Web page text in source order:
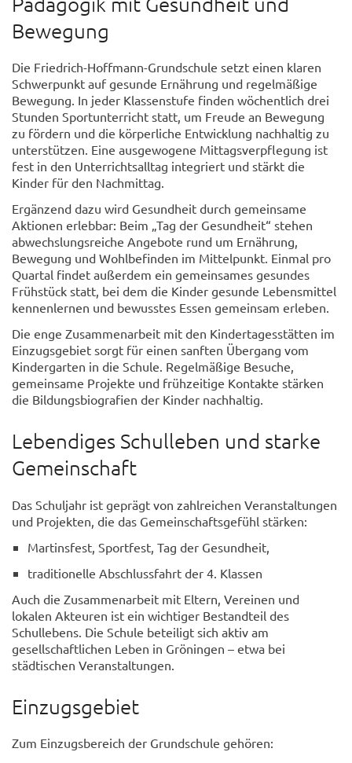
Bewegung
Die Friedrich-Hoffmann-Grundschule setzt einen klaren
Schwerpunkt auf gesunde Ernährung und regelmäßige
Bewegung. In jeder Klassenstufe finden wöchentlich drei
Stunden Sportunterricht statt, um Freude an Bewegung
zu fördern und die körperliche Entwicklung nachhaltig zu
unterstützen. Eine ausgewogene Mittagsverpflegung ist
fest in den Unterrichtsalltag integriert und stärkt die
Kinder für den Nachmittag.
Ergänzend dazu wird Gesundheit durch gemeinsame
Aktionen erlebbar: Beim „Tag der Gesundheit“ stehen
abwechslungsreiche Angebote rund um Ernährung,
Bewegung und Wohlbefinden im Mittelpunkt. Einmal pro
Quartal findet außerdem ein gemeinsames gesundes
Frühstück statt, bei dem die Kinder gesunde Lebensmittel
kennenlernen und bewusstes Essen gemeinsam erleben.
Die enge Zusammenarbeit mit den Kindertagesstätten im
Einzugsgebiet sorgt für einen sanften Übergang vom
Kindergarten in die Schule. Regelmäßige Besuche,
gemeinsame Projekte und frühzeitige Kontakte stärken
die Bildungsbiografien der Kinder nachhaltig.
Lebendiges Schulleben und starke
Gemeinschaft
Das Schuljahr ist geprägt von zahlreichen Veranstaltungen
und Projekten, die das Gemeinschaftsgefühl stärken:
Martinsfest, Sportfest, Tag der Gesundheit,
traditionelle Abschlussfahrt der 4. Klassen
Auch die Zusammenarbeit mit Eltern, Vereinen und
lokalen Akteuren ist ein wichtiger Bestandteil des
Schullebens. Die Schule beteiligt sich aktiv am
gesellschaftlichen Leben in Gröningen – etwa bei
städtischen Veranstaltungen.
Einzugsgebiet
Zum Einzugsbereich der Grundschule gehören: